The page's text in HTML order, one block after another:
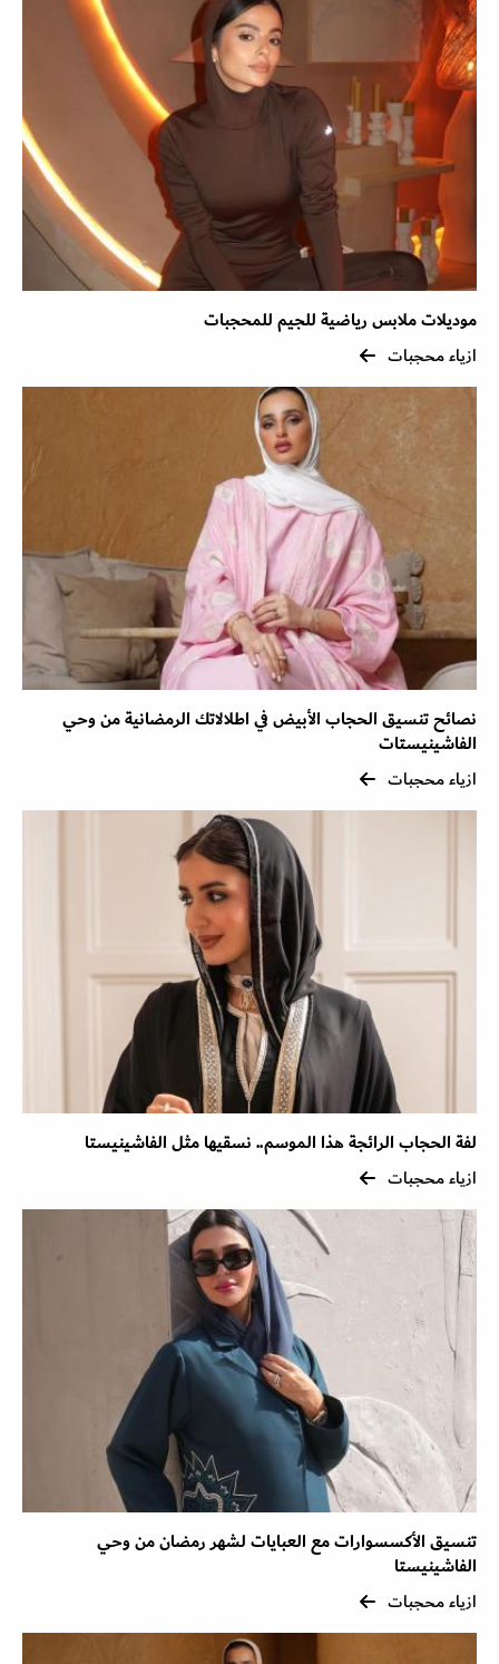
موديلات ملابس رياضية للجيم للمحجبات
ازياء محجبات
نصائح تنسيق الحجاب الأبيض في اطلالاتك الرمضانية من وحي
الفاشينيستات
ازياء محجبات
لفة الحجاب الرائجة هذا الموسم.. نسقيها مثل الفاشينيستا
ازياء محجبات
تنسيق الأكسسوارات مع العبايات لشهر رمضان من وحي
الفاشينيستا
ازياء محجبات